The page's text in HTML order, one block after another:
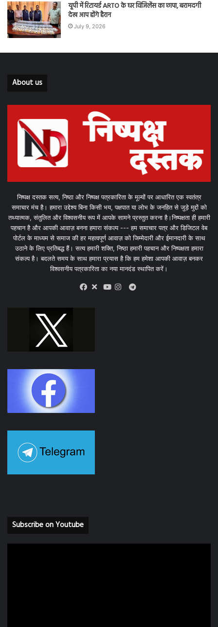
यूपी में रिटायर्ड ARTO के घर विजिलेंस का छापा, बरामदगी
देख आप होंगे हैरान
July 9, 2026
About us
निष्पक्ष दस्तक सत्य, निष्ठा और निष्पक्ष पत्रकारिता के मूल्यों पर आधारित एक स्वतंत्र
समाचार मंच है। हमारा उद्देश्य बिना किसी भय, पक्षपात या लोभ के जनहित से जुड़े मुद्दों को
तथ्यात्मक, संतुलित और विश्वसनीय रूप में आपके सामने प्रस्तुत करना है।निष्पक्षता ही हमारी
पहचान है और आपकी आवाज़ बनना हमारा संकल्प --- हम समाचार पत्र और डिजिटल वेब
पोर्टल के माध्यम से समाज की हर महत्वपूर्ण आवाज़ को जिम्मेदारी और ईमानदारी के साथ
उठाने के लिए प्रतिबद्ध हैं। सत्य हमारी शक्ति, निष्ठा हमारी पहचान और निष्पक्षता हमारा
संकल्प है। बदलते समय के साथ हमारा प्रयास है कि हम हमेशा आपकी आवाज़ बनकर
विश्वसनीय पत्रकारिता का नया मानदंड स्थापित करें।
X
Telegram
Subscribe on Youtube